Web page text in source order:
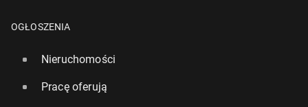
OGŁOSZENIA
Nieruchomości
Pracę oferują